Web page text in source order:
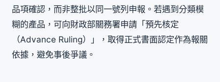
品項確認，而非整批以同一號列申報。若遇到分類模
糊的產品，可向財政部關務署申請「預先核定
（Advance Ruling）」，取得正式書面認定作為報關
依據，避免事後爭議。